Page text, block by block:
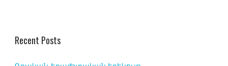
Recent Posts